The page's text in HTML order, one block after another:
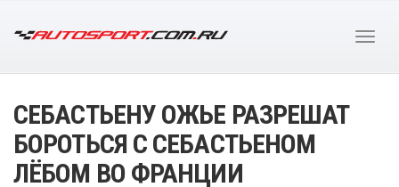
СЕБАСТЬЕНУ ОЖЬЕ РАЗРЕШАТ
БОРОТЬСЯ С СЕБАСТЬЕНОМ
ЛЁБОМ ВО ФРАНЦИИ